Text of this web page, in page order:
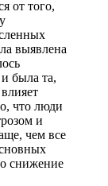
от того,
выявлена
была та,
что люди
и
чем все
снижение